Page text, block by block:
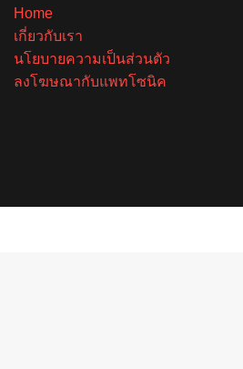
Home
เกี่ยวกับเรา
นโยบายความเป็นส่วนตัว
ลงโฆษณากับแพทโซนิค